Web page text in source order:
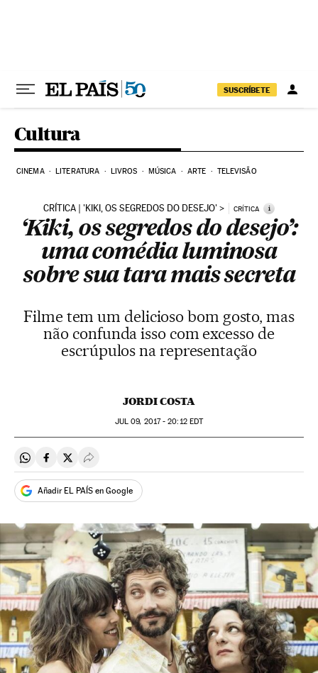
SUSCRÍBETE
Cultura
CINEMA LITERATURA LIVROS MÚSICA ARTE TELEVISÃO
CRÍTICA | 'KIKI, OS SEGREDOS DO DESEJO' CRÍTICA i
‘Kiki, os segredos do desejo’:
uma comédia luminosa
sobre sua tara mais secreta
Filme tem um delicioso bom gosto, mas
não confunda isso com excesso de
escrúpulos na representação
JORDI COSTA
JUL 09, 2017 - 20:12EDT
Compartir en Whatsapp
Compartir en Facebook
Compartir en Twitter
Desplegar Redes Sociales
Añadir EL PAÍS en Google